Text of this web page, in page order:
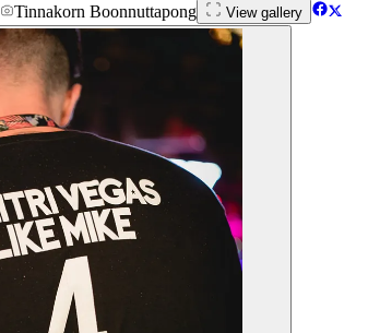
Tinnakorn Boonnuttapong View gallery